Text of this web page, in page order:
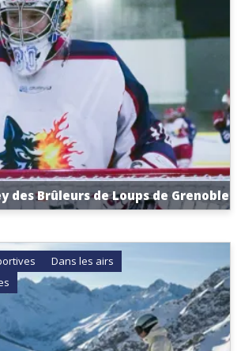
des Brûleurs de Loups de Grenoble
Dans les airs